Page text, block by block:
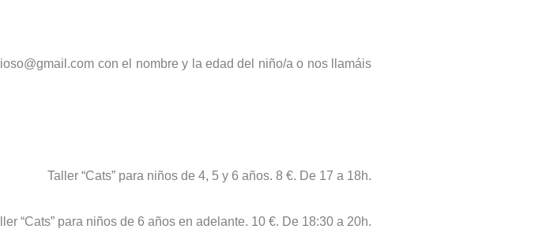
con el nombre y la edad del niño/a o nos llamáis
Taller “Cats” para niños de 4, 5 y 6 años. 8 €. De 17 a 18h.
“Cats” para niños de 6 años en adelante. 10 €. De 18:30 a 20h.